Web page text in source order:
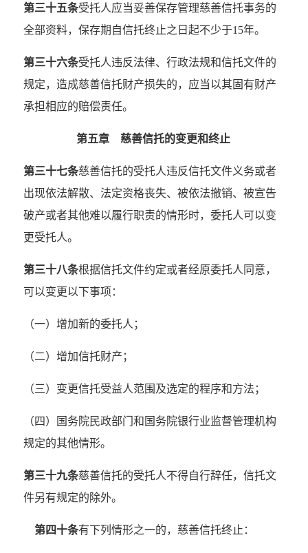
第三十五条受托人应当妥善保存管理慈善信托事务的
全部资料，保存期自信托终止之日起不少于15年。
第三十六条受托人违反法律、行政法规和信托文件的
规定，造成慈善信托财产损失的，应当以其固有财产
承担相应的赔偿责任。
第五章 慈善信托的变更和终止
第三十七条慈善信托的受托人违反信托文件义务或者
出现依法解散、法定资格丧失、被依法撤销、被宣告
破产或者其他难以履行职责的情形时，委托人可以变
更受托人。
第三十八条根据信托文件约定或者经原委托人同意，
可以变更以下事项：
（一）增加新的委托人；
（二）增加信托财产；
（三）变更信托受益人范围及选定的程序和方法；
（四）国务院民政部门和国务院银行业监督管理机构
规定的其他情形。
第三十九条慈善信托的受托人不得自行辞任，信托文
件另有规定的除外。
第四十条有下列情形之一的，慈善信托终止：